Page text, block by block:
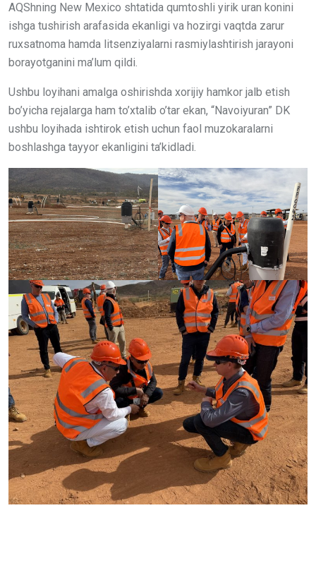
AQShning New Mexico shtatida qumtoshli yirik uran konini
ishga tushirish arafasida ekanligi va hozirgi vaqtda zarur
ruxsatnoma hamda litsenziyalarni rasmiylashtirish jarayoni
borayotganini ma’lum qildi.
Ushbu loyihani amalga oshirishda xorijiy hamkor jalb etish
bo’yicha rejalarga ham to’xtalib o’tar ekan, “Navoiyuran” DK
ushbu loyihada ishtirok etish uchun faol muzokaralarni
boshlashga tayyor ekanligini ta’kidladi.